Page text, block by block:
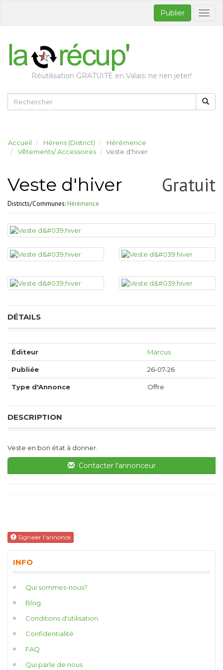
Publier
Réutilisation GRATUITE en Valais: ne rien jeter!
Accueil Hérens (District)
Hérémence
Vêtements/ Accessoires
Veste d'hiver
Gratuit
Veste d'hiver
Districts/Communes:Hérémence
DÉTAILS
Éditeur Marcus
Publiée 26-07-26
Type d'Annonce Offre
DESCRIPTION
Veste en bon état à donner.
Contacter l'annonceur
Signaler l'annonce
INFO
Qui sommes-nous?
Blog
Conditions d'utilisation
Confidentialité
FAQ
Qui parle de nous